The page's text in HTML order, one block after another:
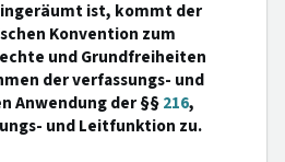
ist, kommt der
Konvention zum
und Grundfreiheiten
der verfassungs- und
Anwendung der §§216,
und Leitfunktion zu.